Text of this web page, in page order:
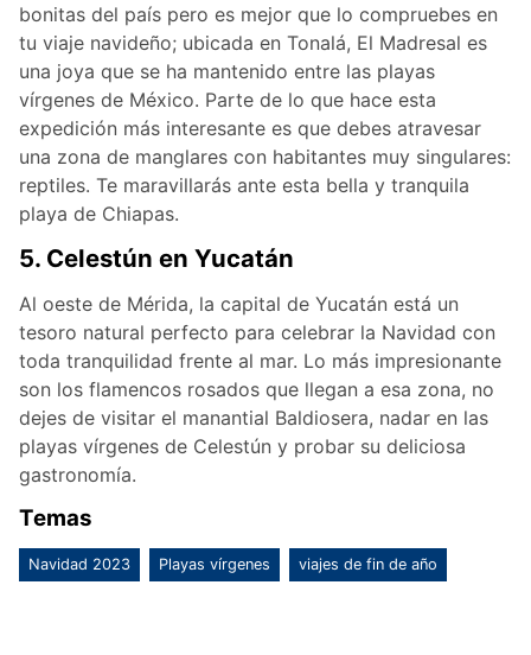
bonitas del país pero es mejor que lo compruebes en
tu viaje navideño; ubicada en Tonalá, El Madresal es
una joya que se ha mantenido entre las playas
vírgenes de México. Parte de lo que hace esta
expedición más interesante es que debes atravesar
una zona de manglares con habitantes muy singulares:
reptiles. Te maravillarás ante esta bella y tranquila
playa de Chiapas.
5. Celestún en Yucatán
Al oeste de Mérida, la capital de Yucatán está un
tesoro natural perfecto para celebrar la Navidad con
toda tranquilidad frente al mar. Lo más impresionante
son los flamencos rosados que llegan a esa zona, no
dejes de visitar el manantial Baldiosera, nadar en las
playas vírgenes de Celestún y probar su deliciosa
gastronomía.
Temas
Navidad 2023 Playas vírgenes viajes de fin de año